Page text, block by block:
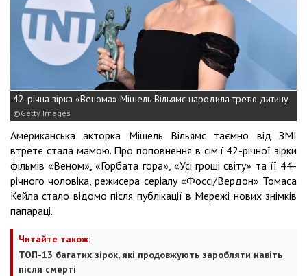
42-річна зірка «Венома» Мішель Вільямс народила третю дитину
Getty Images
Американська акторка Мішель Вільямс таємно від ЗМІ
втретє стала мамою. Про поповнення в сім'ї 42-річної зірки
фільмів «Веном», «Горбата гора», «Усі гроші світу» та її 44-
річного чоловіка, режисера серіалу «Фоссі/Вердон» Томаса
Кейла стало відомо після публікації в Мережі нових знімків
папараці.
Читайте також:
ТОП-13 багатих зірок, які продовжують заробляти навіть
після смерті